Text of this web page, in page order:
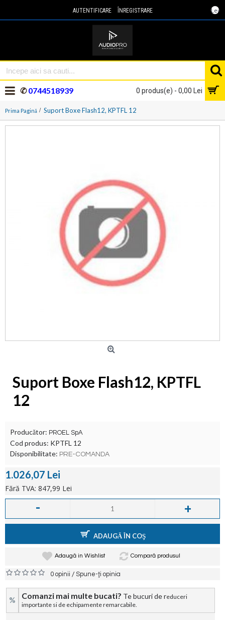
Lei
AUTENTIFICARE ÎNREGISTRARE
0 produs(e) - 0,00 Lei
✆0744518939
Prima Pagină Suport Boxe Flash12, KPTFL 12
Suport Boxe Flash12, KPTFL
12
Producător: PROEL SpA
Cod produs: KPTFL 12
Disponibilitate: PRE-COMANDA
1.026,07 Lei
Fără TVA: 847,99 Lei
- +
ADAUGĂ ÎN COŞ
Adaugă in Wishlist Compară produsul
0 opinii /Spune-ţi opinia
% Comanzi mai multe bucati? Te bucuri de reduceri
importante si de echipamente remarcabile.